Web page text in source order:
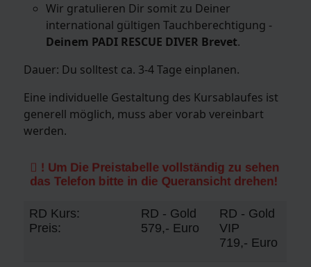
Wir gratulieren Dir somit zu Deiner
international gültigen Tauchberechtigung -
Deinem PADI RESCUE DIVER Brevet.
Dauer: Du solltest ca. 3-4 Tage einplanen.
Eine individuelle Gestaltung des Kursablaufes ist
generell möglich, muss aber vorab vereinbart
werden.
! Um Die Preistabelle vollständig zu sehen
das Telefon bitte in die Queransicht drehen!
RD Kurs:
Preis:
RD - Gold
579,- Euro
RD - Gold
VIP
719,- Euro